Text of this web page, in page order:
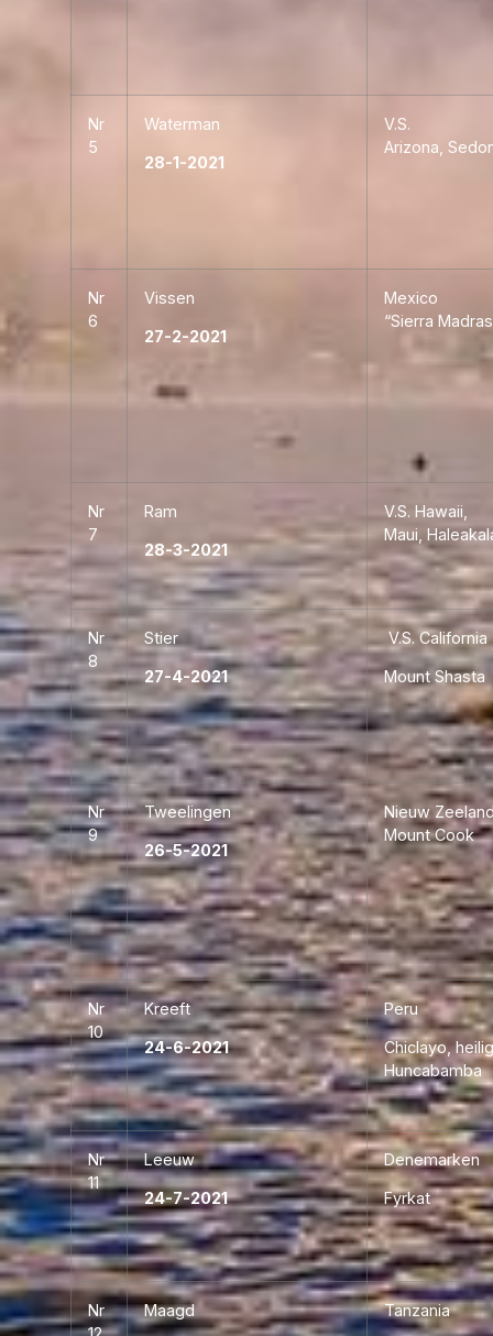
Nr
5
Waterman
28-1-2021
V.S.
Arizona,
Nr
6
Vissen
27-2-2021
Mexico
“Sierra
Nr
7
Ram
28-3-2021
V.S. Hawaii,
Maui,
Nr
8
Stier
27-4-2021
V.S. California
Mount Shasta
Nr
9
Tweelingen
26-5-2021
Nieuw
Mount Cook
Nr
10
Kreeft
24-6-2021
Peru
Chiclayo,
Huncabamba
Nr
11
Leeuw
24-7-2021
Denemarken
Fyrkat
Nr
Maagd Tanzania